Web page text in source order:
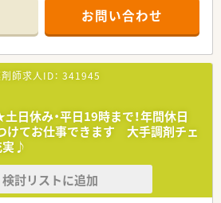
プランがあり、集合研修だけでなく任意で受
く用意されています
員、社外で活躍する従業員、将来経営幹部
薬剤師として様々な活躍ができるフィールド
剤師（土日休み・19時までの勤務）どちらか
ます
く「医療モール・クリニック併設店舗」「敷
剤特化型店舗」など様々な店舗を運営してい
取り組んでおり「訪問調剤特化型店舗」を
剤室は業界最多の51店舗設置しています
ん認定企業」「健康経営優良法人2023（大規模
を取得し一人ひとりが働きやすい環境が整備
お問い合わせ
師求人ID： 341945
日休み・平日19時まで！年間休日
けてお仕事できます 大手調剤チェ
実♪
検討リストに追加